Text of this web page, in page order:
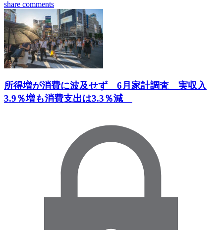
share comments
所得増が消費に波及せず 6月家計調査 実収入
3.9％増も消費支出は3.3％減